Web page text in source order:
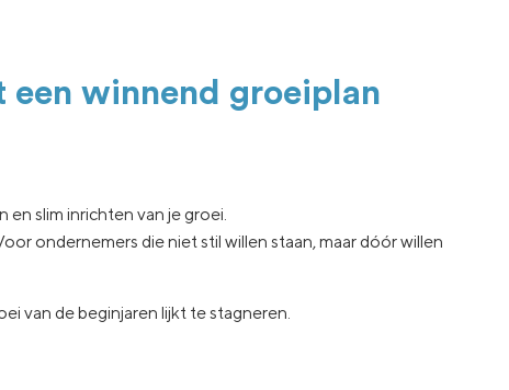
een winnend groeiplan
slim inrichten van je groei.
ondernemers die niet stil willen staan, maar dóór willen
van de beginjaren lijkt te stagneren.